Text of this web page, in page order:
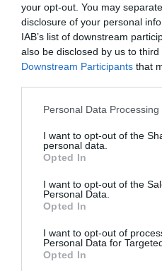
your opt-out. You may
disclosure of your personal
IAB’s list of downstream
also be disclosed by us to
Downstream Participants that
Please note that this website/
not limited to your visit or
grant or deny consent to
use your data for below
consent section.
Personal Data
I want to opt-out of the
personal data.
Opted In
I want to opt-out of the
Personal Data.
Opted In
I want to opt-out of
Personal Data for
Opted In
αμφιβληστροειδή
λεγόμενη
χοριοειδοπάθεια,
στη δημιουργία
Τα ευρήματα αυτά
υπέρταση λόγω
Επίσης, μπορεί να
και πιθανή βλάβη